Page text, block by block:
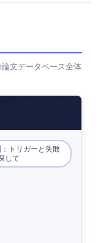
文データベース全体
トリガーと失敗
して